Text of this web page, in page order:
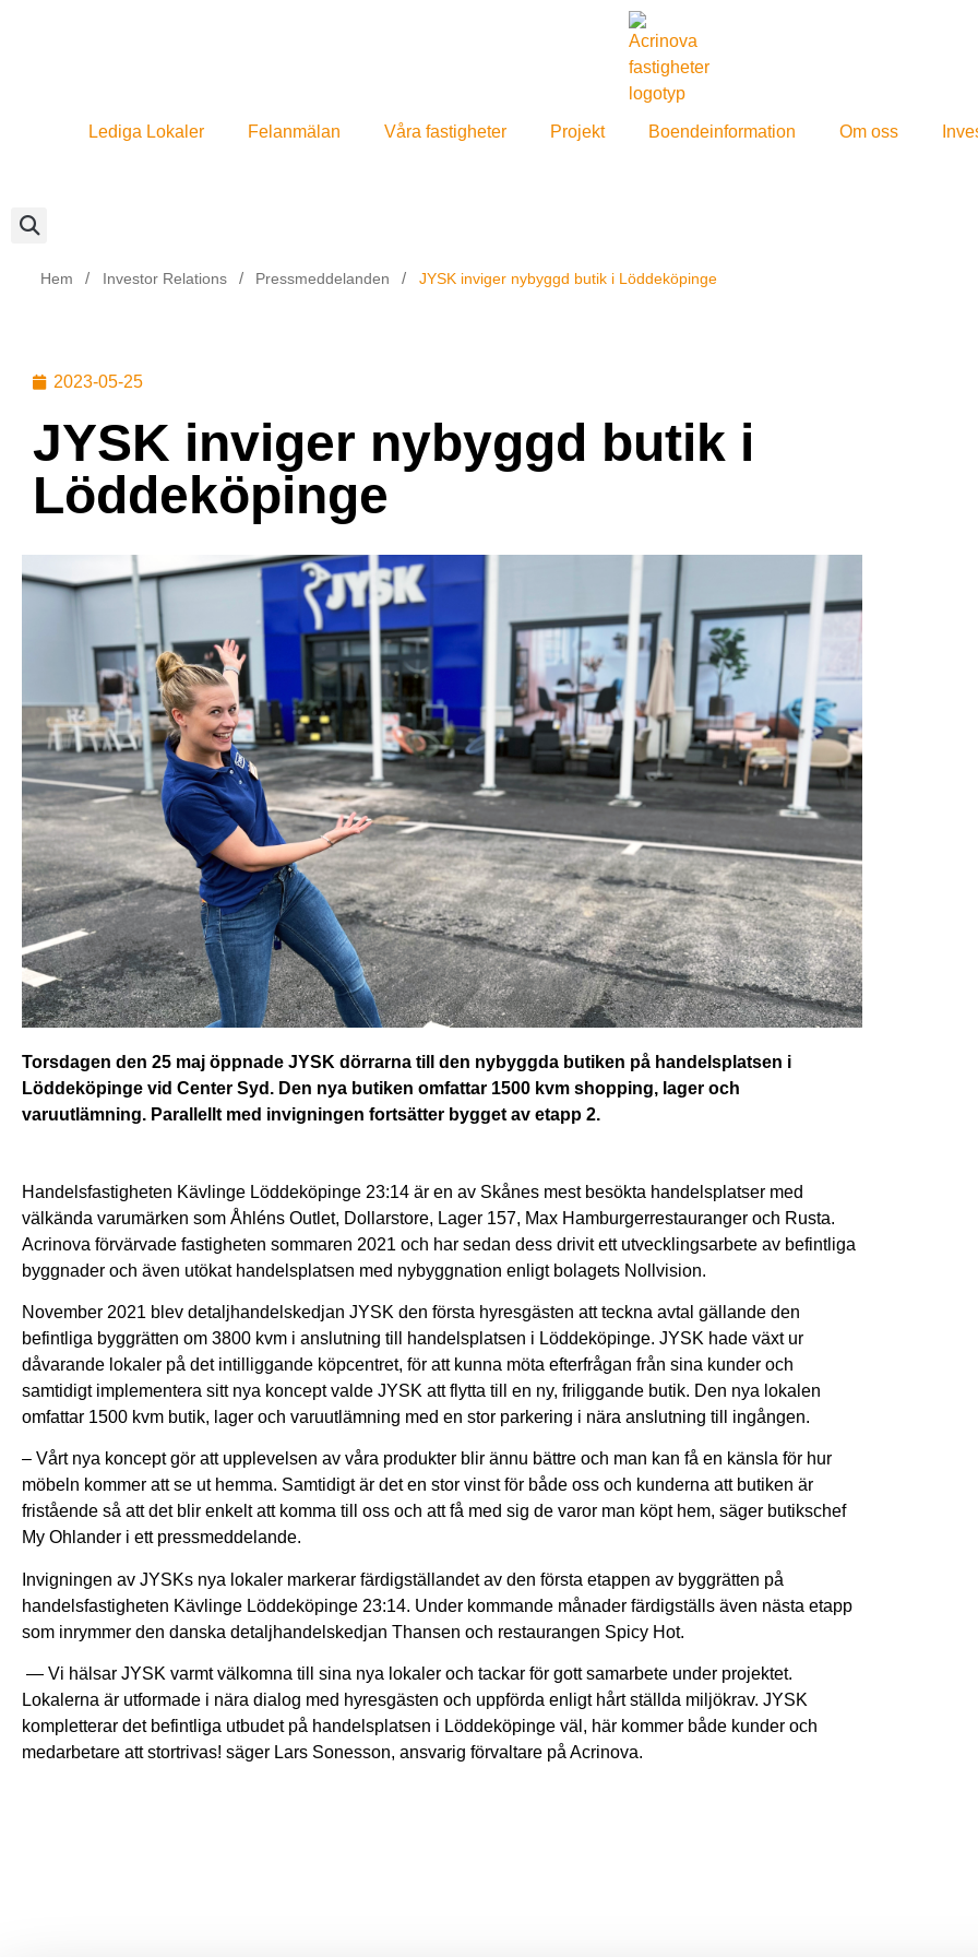
Lediga Lokaler Felanmälan Våra fastigheter Projekt Boendeinformation Om oss
Hem / Investor Relations / Pressmeddelanden / JYSK inviger nybyggd butik i Löddeköpinge
2023-05-25
JYSK inviger nybyggd butik i
Löddeköpinge
Torsdagen den 25 maj öppnade JYSK dörrarna till den nybyggda butiken på handelsplatsen i
Löddeköpinge vid Center Syd. Den nya butiken omfattar 1500 kvm shopping, lager och
varuutlämning. Parallellt med invigningen fortsätter bygget av etapp 2.
Handelsfastigheten Kävlinge Löddeköpinge 23:14 är en av Skånes mest besökta handelsplatser med
välkända varumärken som Åhléns Outlet, Dollarstore, Lager 157, Max Hamburgerrestauranger och Rusta.
Acrinova förvärvade fastigheten sommaren 2021 och har sedan dess drivit ett utvecklingsarbete av befintliga
byggnader och även utökat handelsplatsen med nybyggnation enligt bolagets Nollvision.
November 2021 blev detaljhandelskedjan JYSK den första hyresgästen att teckna avtal gällande den
befintliga byggrätten om 3800 kvm i anslutning till handelsplatsen i Löddeköpinge. JYSK hade växt ur
dåvarande lokaler på det intilliggande köpcentret, för att kunna möta efterfrågan från sina kunder och
samtidigt implementera sitt nya koncept valde JYSK att flytta till en ny, friliggande butik. Den nya lokalen
omfattar 1500 kvm butik, lager och varuutlämning med en stor parkering i nära anslutning till ingången.
– Vårt nya koncept gör att upplevelsen av våra produkter blir ännu bättre och man kan få en känsla för hur
möbeln kommer att se ut hemma. Samtidigt är det en stor vinst för både oss och kunderna att butiken är
fristående så att det blir enkelt att komma till oss och att få med sig de varor man köpt hem, säger butikschef
My Ohlander i ett pressmeddelande.
Invigningen av JYSKs nya lokaler markerar färdigställandet av den första etappen av byggrätten på
handelsfastigheten Kävlinge Löddeköpinge 23:14. Under kommande månader färdigställs även nästa etapp
som inrymmer den danska detaljhandelskedjan Thansen och restaurangen Spicy Hot.
— Vi hälsar JYSK varmt välkomna till sina nya lokaler och tackar för gott samarbete under projektet.
Lokalerna är utformade i nära dialog med hyresgästen och uppförda enligt hårt ställda miljökrav. JYSK
kompletterar det befintliga utbudet på handelsplatsen i Löddeköpinge väl, här kommer både kunder och
medarbetare att stortrivas! säger Lars Sonesson, ansvarig förvaltare på Acrinova.